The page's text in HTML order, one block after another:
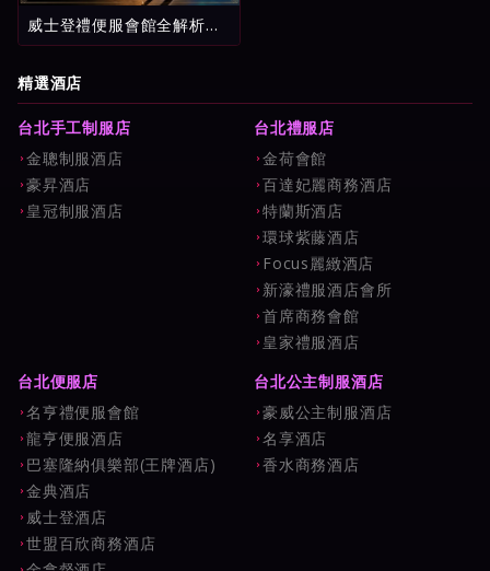
威士登禮便服會館全解析：
中山區頂級消費流程、費用
精選酒店
台北手工制服店
金聰制服酒店
豪昇酒店
皇冠制服酒店
台北禮服店
金荷會館
百達妃麗商務酒店
特蘭斯酒店
環球紫藤酒店
Focus麗緻酒店
新濠禮服酒店會所
首席商務會館
皇家禮服酒店
台北便服店
名亨禮便服會館
龍亨便服酒店
巴塞隆納俱樂部(王牌酒店)
金典酒店
威士登酒店
世盟百欣商務酒店
台北公主制服酒店
豪威公主制服酒店
名享酒店
香水商務酒店